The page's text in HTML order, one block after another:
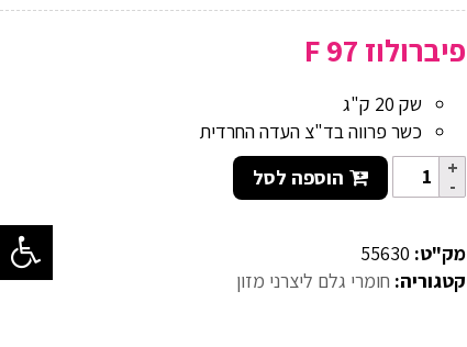
פיברולוז F 97
שק 20 ק"ג
כשר פרווה בד"צ העדה החרדית
הוספה לסל
מק"ט: 55630
קטגוריה: חומרי גלם ליצרני מזון